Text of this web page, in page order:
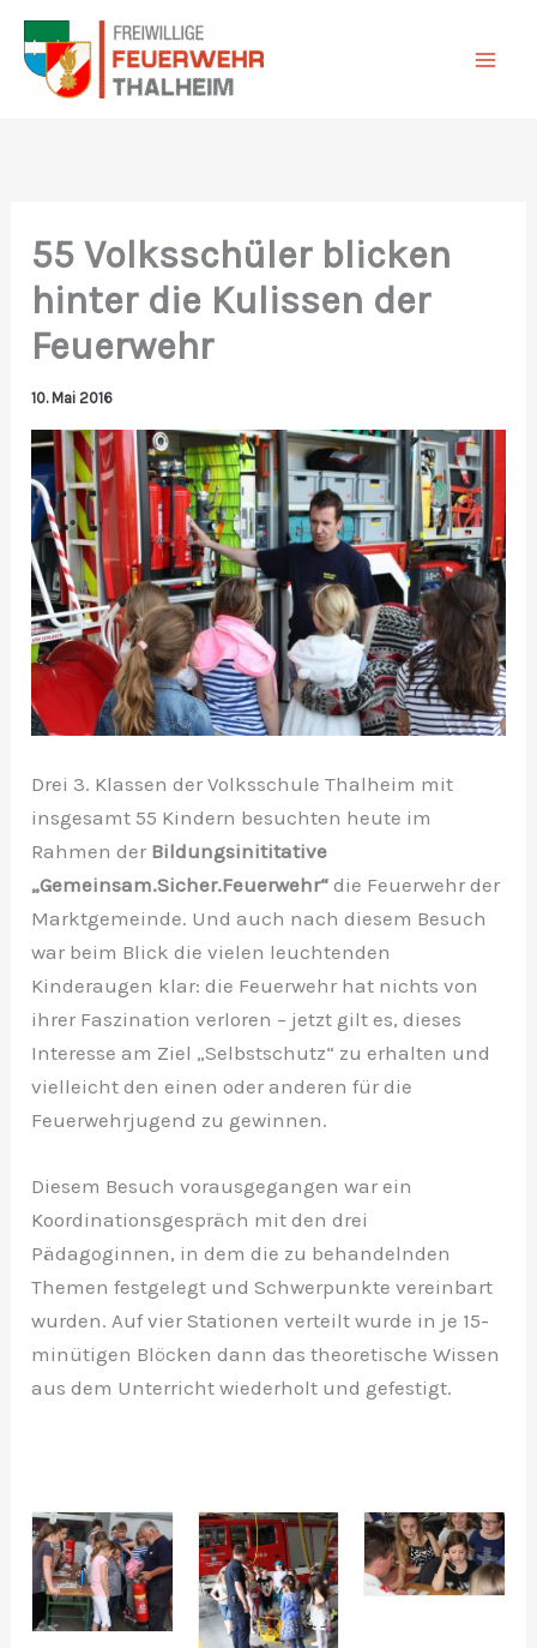
Zum
Inhalt
springen
55 Volksschüler blicken
hinter die Kulissen der
Feuerwehr
10. Mai 2016
Drei 3. Klassen der Volksschule Thalheim mit
insgesamt 55 Kindern besuchten heute im
Rahmen der Bildungsinititative
„Gemeinsam.Sicher.Feuerwehr“ die Feuerwehr der
Marktgemeinde. Und auch nach diesem Besuch
war beim Blick die vielen leuchtenden
Kinderaugen klar: die Feuerwehr hat nichts von
ihrer Faszination verloren – jetzt gilt es, dieses
Interesse am Ziel „Selbstschutz“ zu erhalten und
vielleicht den einen oder anderen für die
Feuerwehrjugend zu gewinnen.
Diesem Besuch vorausgegangen war ein
Koordinationsgespräch mit den drei
Pädagoginnen, in dem die zu behandelnden
Themen festgelegt und Schwerpunkte vereinbart
wurden. Auf vier Stationen verteilt wurde in je 15-
minütigen Blöcken dann das theoretische Wissen
aus dem Unterricht wiederholt und gefestigt.